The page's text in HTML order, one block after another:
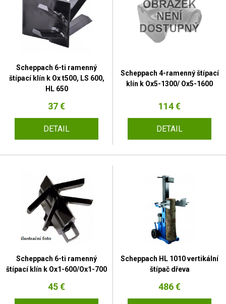
Scheppach 6-ti ramenný
štípací klín k Ox t500, LS 600,
HL 650
37 €
DETAIL
Scheppach 4-ramenný štípací
klín k Ox5-1300/ Ox5-1600
114 €
DETAIL
Scheppach 6-ti ramenný
štípací klín k Ox1-600/Ox1-700
45 €
Scheppach HL 1010 vertikální
štípač dřeva
486 €